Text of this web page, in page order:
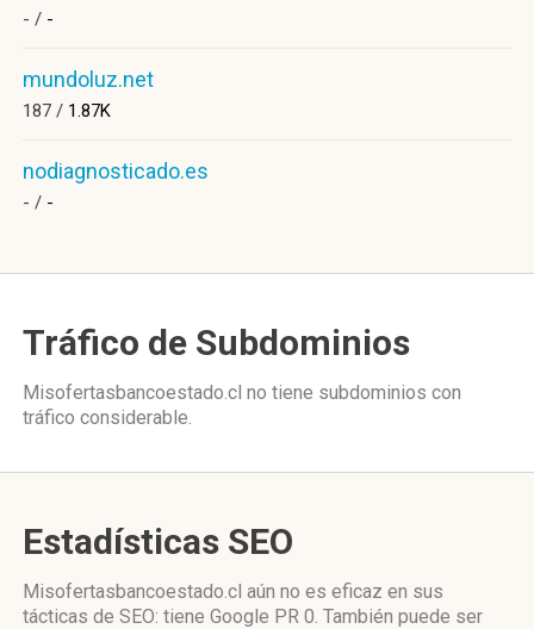
- / -
mundoluz.net
187 / 1.87K
nodiagnosticado.es
- / -
Tráfico de Subdominios
Misofertasbancoestado.cl no tiene subdominios con
tráfico considerable.
Estadísticas SEO
Misofertasbancoestado.cl aún no es eficaz en sus
tácticas de SEO: tiene Google PR 0. También puede ser